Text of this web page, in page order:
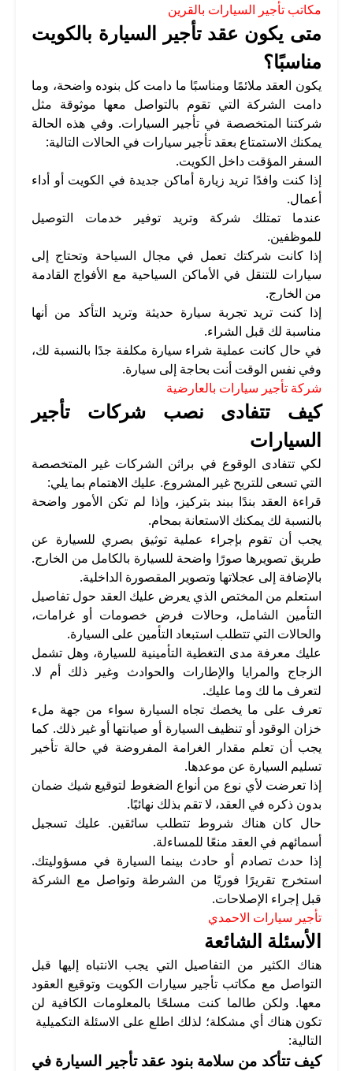
مكاتب تأجير السيارات بالقرين
متى يكون عقد تأجير السيارة بالكويت
مناسبًا؟
يكون العقد ملائمًا ومناسبًا ما دامت كل بنوده واضحة، وما
دامت الشركة التي تقوم بالتواصل معها موثوقة مثل
شركتنا المتخصصة في تأجير السيارات. وفي هذه الحالة
يمكنك الاستمتاع بعقد تأجير سيارات في الحالات التالية:
السفر المؤقت داخل الكويت.
إذا كنت وافدًا تريد زيارة أماكن جديدة في الكويت أو أداء
أعمال.
عندما تمتلك شركة وتريد توفير خدمات التوصيل
للموظفين.
إذا كانت شركتك تعمل في مجال السياحة وتحتاج إلى
سيارات للتنقل في الأماكن السياحية مع الأفواج القادمة
من الخارج.
إذا كنت تريد تجربة سيارة حديثة وتريد التأكد من أنها
مناسبة لك قبل الشراء.
في حال كانت عملية شراء سيارة مكلفة جدًا بالنسبة لك،
وفي نفس الوقت أنت بحاجة إلى سيارة.
شركة تأجير سيارات بالعارضية
كيف تتفادى نصب شركات تأجير
السيارات
لكي تتفادى الوقوع في براثن الشركات غير المتخصصة
التي تسعى للتربح غير المشروع. عليك الاهتمام بما يلي:
قراءة العقد بندًا ببند بتركيز، وإذا لم تكن الأمور واضحة
بالنسبة لك يمكنك الاستعانة بمحام.
يجب أن تقوم بإجراء عملية توثيق بصري للسيارة عن
طريق تصويرها صورًا واضحة للسيارة بالكامل من الخارج.
بالإضافة إلى عجلاتها وتصوير المقصورة الداخلية.
استعلم من المختص الذي يعرض عليك العقد حول تفاصيل
التأمين الشامل، وحالات فرض خصومات أو غرامات،
والحالات التي تتطلب استبعاد التأمين على السيارة.
عليك معرفة مدى التغطية التأمينية للسيارة، وهل تشمل
الزجاج والمرايا والإطارات والحوادث وغير ذلك أم لا.
لتعرف ما لك وما عليك.
تعرف على ما يخصك تجاه السيارة سواء من جهة ملء
خزان الوقود أو تنظيف السيارة أو صيانتها أو غير ذلك. كما
يجب أن تعلم مقدار الغرامة المفروضة في حالة تأخير
تسليم السيارة عن موعدها.
إذا تعرضت لأي نوع من أنواع الضغوط لتوقيع شيك ضمان
بدون ذكره في العقد، لا تقم بذلك نهائيًا.
حال كان هناك شروط تتطلب سائقين. عليك تسجيل
أسمائهم في العقد منعًا للمساءلة.
إذا حدث تصادم أو حادث بينما السيارة في مسؤوليتك.
استخرج تقريرًا فوريًا من الشرطة وتواصل مع الشركة
قبل إجراء الإصلاحات.
تأجير سيارات الاحمدي
الأسئلة الشائعة
هناك الكثير من التفاصيل التي يجب الانتباه إليها قبل
التواصل مع مكاتب تأجير سيارات الكويت وتوقيع العقود
معها. ولكن طالما كنت مسلحًا بالمعلومات الكافية لن
تكون هناك أي مشكلة؛ لذلك اطلع على الاسئلة التكميلية
التالية:
كيف تتأكد من سلامة بنود عقد تأجير السيارة في